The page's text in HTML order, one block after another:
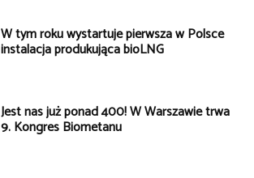
W tym roku wystartuje pierwsza w Polsce
instalacja produkująca bioLNG
Jest nas już ponad 400! W Warszawie trwa
9. Kongres Biometanu